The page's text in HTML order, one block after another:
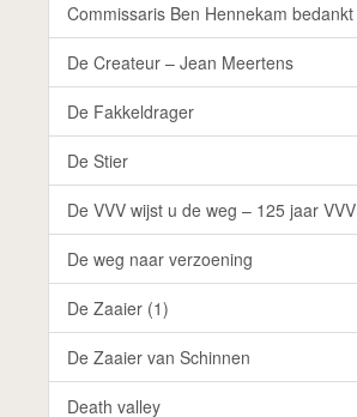
Commissaris Ben Hennekam bedankt
De Createur – Jean Meertens
De Fakkeldrager
De Stier
De VVV wijst u de weg – 125 jaar VVV
De weg naar verzoening
De Zaaier (1)
De Zaaier van Schinnen
Death valley